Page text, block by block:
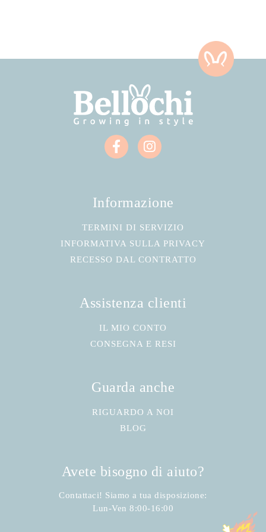
Informazione
TERMINI DI SERVIZIO
INFORMATIVA SULLA PRIVACY
RECESSO DAL CONTRATTO
Assistenza clienti
IL MIO CONTO
CONSEGNA E RESI
Guarda anche
RIGUARDO A NOI
BLOG
Avete bisogno di aiuto?
Contattaci! Siamo a tua disposizione:
Lun-Ven 8:00-16:00